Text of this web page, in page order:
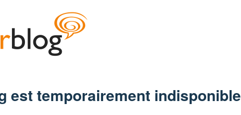
est temporairement indisponible